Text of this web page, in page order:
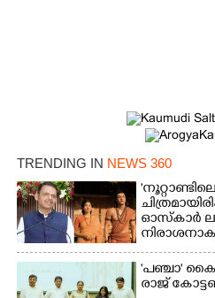
TRENDING IN NEWS 360
ഓസ്കാ‌ർ
'​പ​ഞ്ചാ​'​
രാ​ജ്